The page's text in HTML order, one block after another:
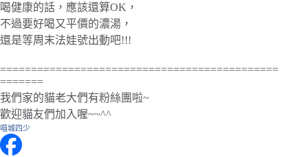
喝健康的話，應該還算OK，
不過要好喝又平價的濃湯，
還是等周末法娃號出動吧!!!
=============================================
=======
我們家的貓老大們有粉絲團啦~
歡迎貓友們加入喔~~^^
喵城四少